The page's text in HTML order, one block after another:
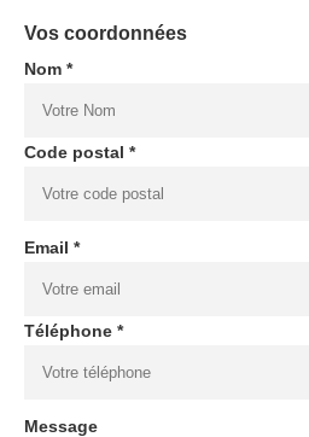
Vos coordonnées
Nom *
Code postal *
Email *
Téléphone *
Message